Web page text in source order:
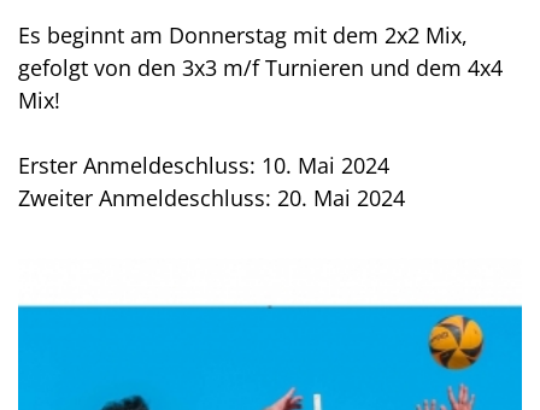
Es beginnt am Donnerstag mit dem 2x2 Mix,
gefolgt von den 3x3 m/f Turnieren und dem 4x4
Mix!
Erster Anmeldeschluss: 10. Mai 2024
Zweiter Anmeldeschluss: 20. Mai 2024